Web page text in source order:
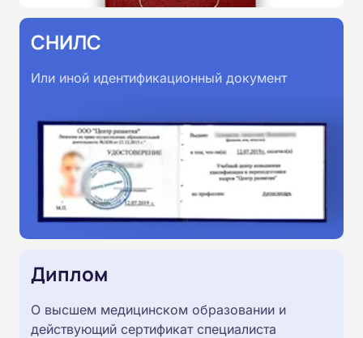
СНИЛС
Или иной идентификационный документ
Диплом
О высшем медицинском образовании и
действующий сертификат специалиста